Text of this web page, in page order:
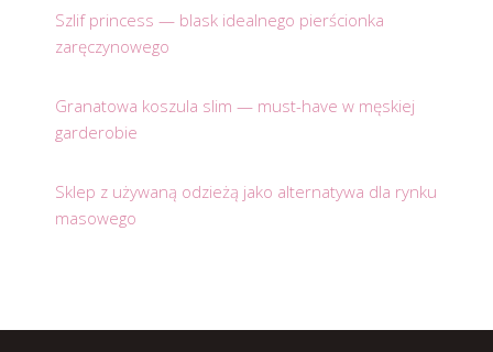
Szlif princess — blask idealnego pierścionka
zaręczynowego
Granatowa koszula slim — must-have w męskiej
garderobie
Sklep z używaną odzieżą jako alternatywa dla rynku
masowego